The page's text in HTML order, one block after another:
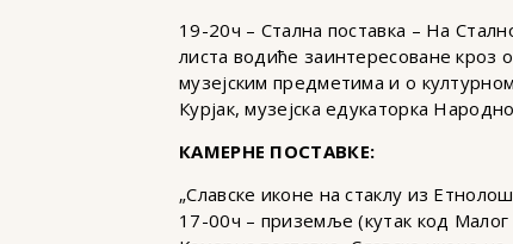
19-20ч – Стална поставка – На
листа водиће заинтересоване кроз
музејским предметима и о
Курјак, музејска едукаторка
КАМЕРНЕ ПОСТАВКЕ:
„Славске иконе на стаклу из
17-00ч – приземље (кутак код Малог